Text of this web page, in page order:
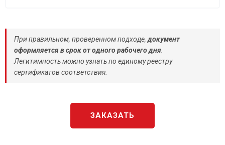
При правильном, проверенном подходе,документ
оформляется в срок от одного рабочего дня
Легитимность можно узнать по единому реестру
сертификатов соответствия.
ЗАКАЗАТЬ